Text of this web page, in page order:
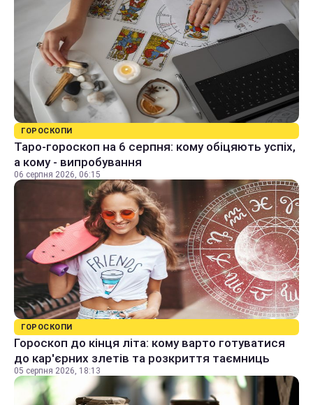
ГОРОСКОПИ
Таро-гороскоп на 6 серпня: кому обіцяють успіх,
а кому - випробування
06 серпня 2026, 06:15
ГОРОСКОПИ
Гороскоп до кінця літа: кому варто готуватися
до кар'єрних злетів та розкриття таємниць
05 серпня 2026, 18:13